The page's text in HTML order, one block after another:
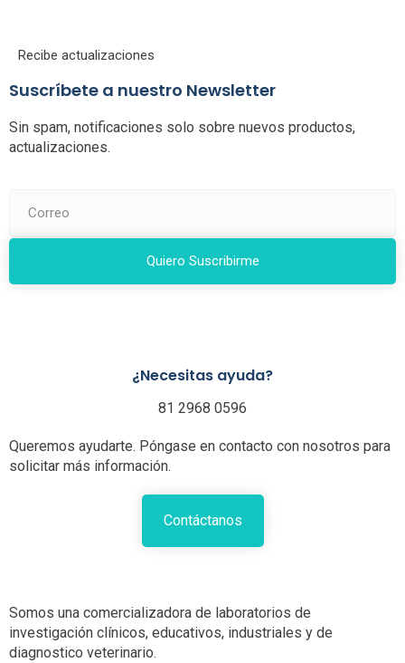
Recibe actualizaciones
Suscríbete a nuestro Newsletter
Sin spam, notificaciones solo sobre nuevos productos,
actualizaciones.
Quiero Suscribirme
¿Necesitas ayuda?
81 2968 0596
Queremos ayudarte. Póngase en contacto con nosotros para
solicitar más información.
Contáctanos
Somos una comercializadora de laboratorios de
investigación clínicos, educativos, industriales y de
diagnostico veterinario.